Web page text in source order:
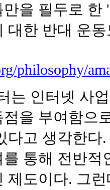
을 필두로 한
대한 반대 운
philosophy/
는 인터넷 사
을 부여함으
다고 생각한다
통해 전반적
제도이다. 그